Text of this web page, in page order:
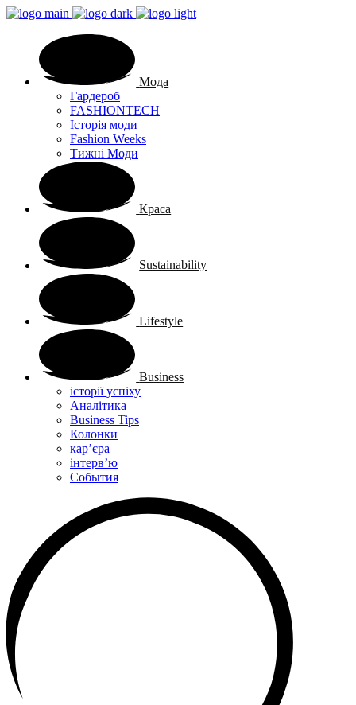
Мода
Гардероб
FASHIONTECH
Історія моди
Fashion Weeks
Тижні Моди
Краса
Sustainability
Lifestyle
Business
історії успіху
Аналітика
Business Tips
Колонки
кар’єра
інтерв’ю
Cобытия